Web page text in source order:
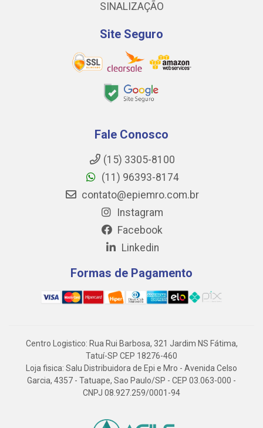
SINALIZAÇÃO
Site Seguro
Fale Conosco
(15) 3305-8100
(11) 96393-8174
contato@epiemro.com.br
Instagram
Facebook
Linkedin
Formas de Pagamento
Centro Logistico: Rua Rui Barbosa, 321 Jardim NS Fátima,
Tatuí-SP CEP 18276-460
Loja fisica: Salu Distribuidora de Epi e Mro - Avenida Celso
Garcia, 4357 - Tatuape, Sao Paulo/SP - CEP 03.063-000 -
CNPJ 08.927.259/0001-94